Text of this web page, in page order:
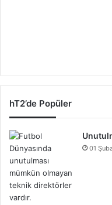
hT2’de Popüler
01